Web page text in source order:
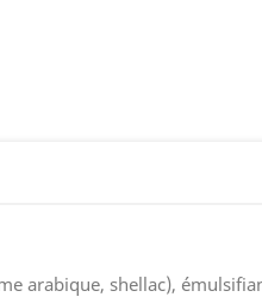
arabique, shellac),